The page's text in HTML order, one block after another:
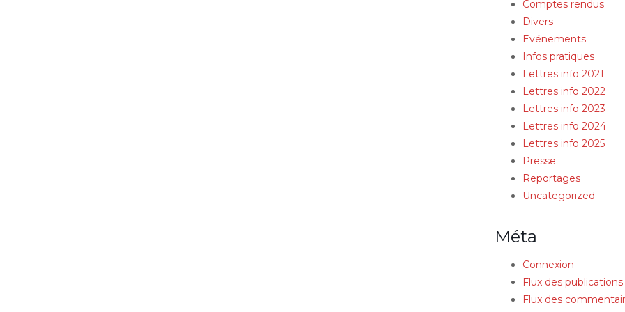
Comptes rendus
Divers
Evénements
Infos pratiques
Lettres info 2021
Lettres info 2022
Lettres info 2023
Lettres info 2024
Lettres info 2025
Presse
Reportages
Uncategorized
Méta
Connexion
Flux des publications
Flux des